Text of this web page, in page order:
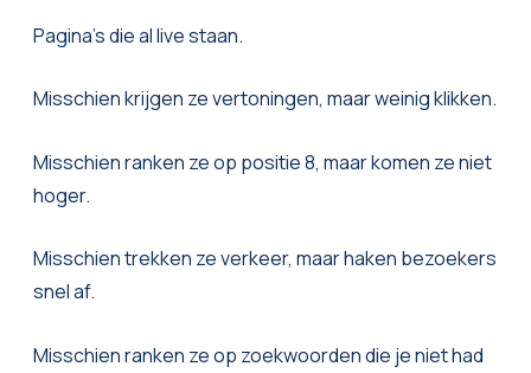
Pagina’s die al live staan.
Misschien krijgen ze vertoningen, maar weinig klikken.
Misschien ranken ze op positie 8, maar komen ze niet
hoger.
Misschien trekken ze verkeer, maar haken bezoekers
snel af.
Misschien ranken ze op zoekwoorden die je niet had